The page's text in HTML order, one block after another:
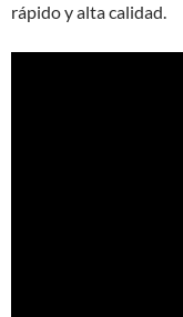
rápido y alta calidad.